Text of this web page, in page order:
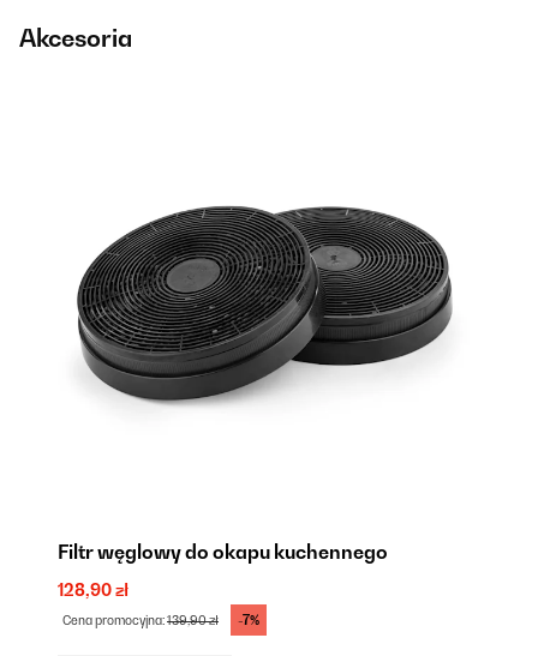
Akcesoria
Filtr węglowy do okapu kuchennego
128,90 zł
Cena promocyjna:139,90 zł -7%